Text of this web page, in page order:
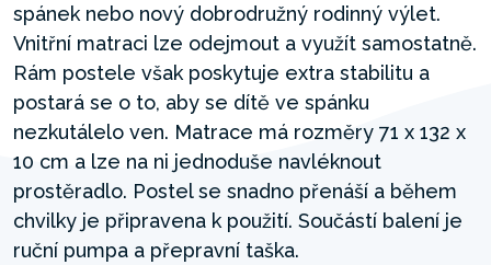
spánek nebo nový dobrodružný rodinný výlet.
Vnitřní matraci lze odejmout a využít samostatně.
Rám postele však poskytuje extra stabilitu a
postará se o to, aby se dítě ve spánku
nezkutálelo ven. Matrace má rozměry 71 x 132 x
10 cm a lze na ni jednoduše navléknout
prostěradlo. Postel se snadno přenáší a během
chvilky je připravena k použití. Součástí balení je
ruční pumpa a přepravní taška.